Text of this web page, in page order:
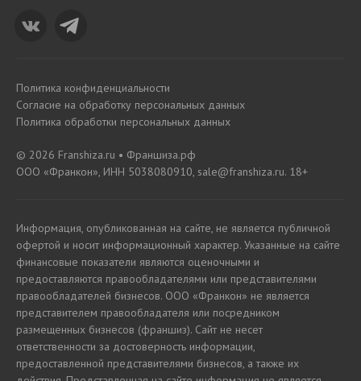
Политика конфиденциальности
Согласие на обработку персональных данных
Политика обработки персональных данных
© 2026 Franshiza.ru • Франшиза.рф
ООО «Франкон», ИНН 5038080910, sale@franshiza.ru. 18+
Информация, опубликованная на сайте, не является публичной
офертой и носит информационный характер. Указанные на сайте
финансовые показатели являются оценочными и
предоставляются правообладателями или представителями
правообладателей бизнесов. ООО «Франкон» не является
представителем правообладателя или посредником
размещенных бизнесов (франшиз). Сайт не несет
ответственности за достоверность информации,
предоставленной представителями бизнесов, а также их